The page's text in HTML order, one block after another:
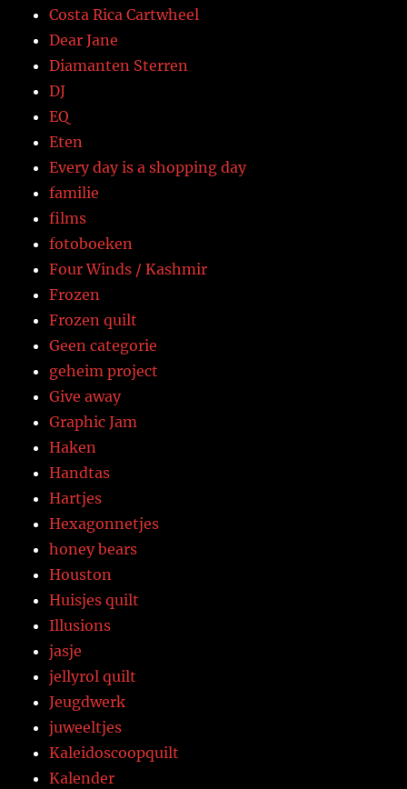
Costa Rica Cartwheel
Dear Jane
Diamanten Sterren
DJ
EQ
Eten
Every day is a shopping day
familie
films
fotoboeken
Four Winds / Kashmir
Frozen
Frozen quilt
Geen categorie
geheim project
Give away
Graphic Jam
Haken
Handtas
Hartjes
Hexagonnetjes
honey bears
Houston
Huisjes quilt
Illusions
jasje
jellyrol quilt
Jeugdwerk
juweeltjes
Kaleidoscoopquilt
Kalender